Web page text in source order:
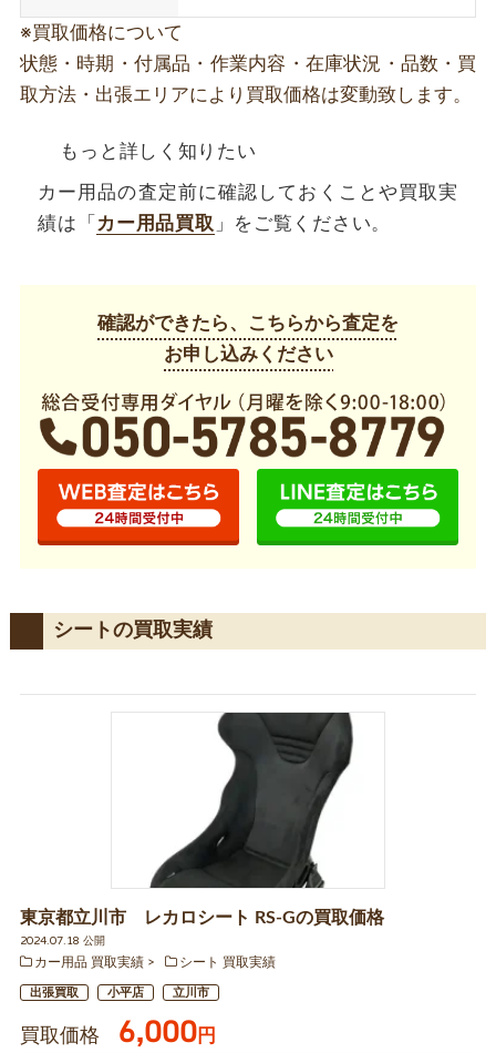
※買取価格について
状態・時期・付属品・作業内容・在庫状況・品数・買
取方法・出張エリアにより買取価格は変動致します。
もっと詳しく知りたい
カー用品の査定前に確認しておくことや買取実
績は「 カー用品買取 」をご覧ください。
確認ができたら、こちらから査定を
お申し込みください
シートの買取実績
東京都立川市 レカロシート RS-Gの買取価格
2024.07.18 公開
カー用品 買取実績
シート 買取実績
出張買取 小平店 立川市
買取価格 6,000円